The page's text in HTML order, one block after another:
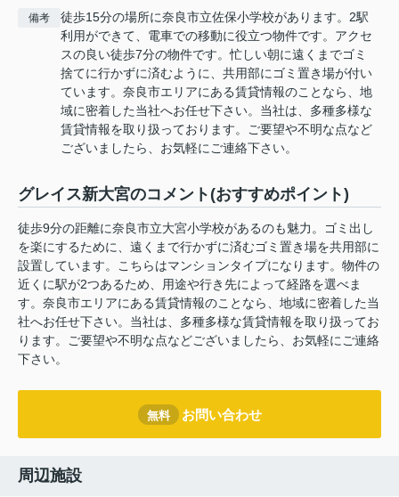
備考
徒歩15分の場所に奈良市立佐保小学校があります。2駅
利用ができて、電車での移動に役立つ物件です。アクセ
スの良い徒歩7分の物件です。忙しい朝に遠くまでゴミ
捨てに行かずに済むように、共用部にゴミ置き場が付い
ています。奈良市エリアにある賃貸情報のことなら、地
域に密着した当社へお任せ下さい。当社は、多種多様な
賃貸情報を取り扱っております。ご要望や不明な点など
ございましたら、お気軽にご連絡下さい。
グレイス新大宮のコメント(おすすめポイント)
徒歩9分の距離に奈良市立大宮小学校があるのも魅力。ゴミ出し
を楽にするために、遠くまで行かずに済むゴミ置き場を共用部に
設置しています。こちらはマンションタイプになります。物件の
近くに駅が2つあるため、用途や行き先によって経路を選べま
す。奈良市エリアにある賃貸情報のことなら、地域に密着した当
社へお任せ下さい。当社は、多種多様な賃貸情報を取り扱ってお
ります。ご要望や不明な点などございましたら、お気軽にご連絡
下さい。
無料 お問い合わせ
周辺施設